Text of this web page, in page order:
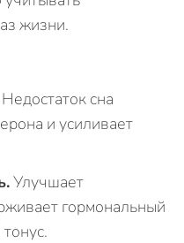
жизни.
Недостаток сна
и усиливает
Улучшает
гормональный